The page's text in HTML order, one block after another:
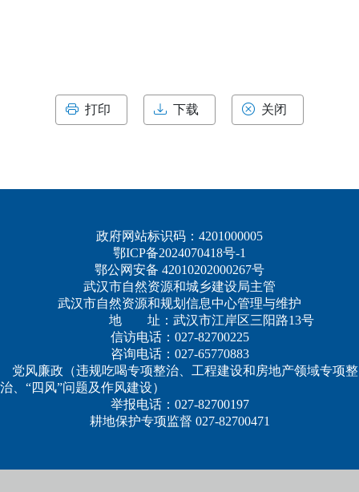
打印 下载 关闭
政府网站标识码：4201000005
鄂ICP备2024070418号-1
鄂公网安备 42010202000267号
武汉市自然资源和城乡建设局主管
武汉市自然资源和规划信息中心管理与维护
地 址：武汉市江岸区三阳路13号
信访电话：027-82700225
咨询电话：027-65770883
党风廉政（违规吃喝专项整治、工程建设和房地产领域专项整
治、“四风”问题及作风建设）
举报电话：027-82700197
耕地保护专项监督 027-82700471